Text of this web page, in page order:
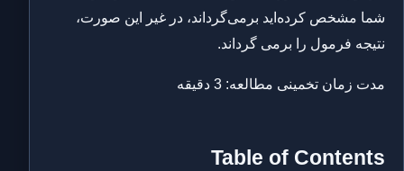
شما مشخص کرده‌اید برمی‌گرداند، در غیر این صورت،
نتیجه فرمول را برمی گرداند.
مدت زمان تخمینی مطالعه: 3 دقیقه
Table of Contents